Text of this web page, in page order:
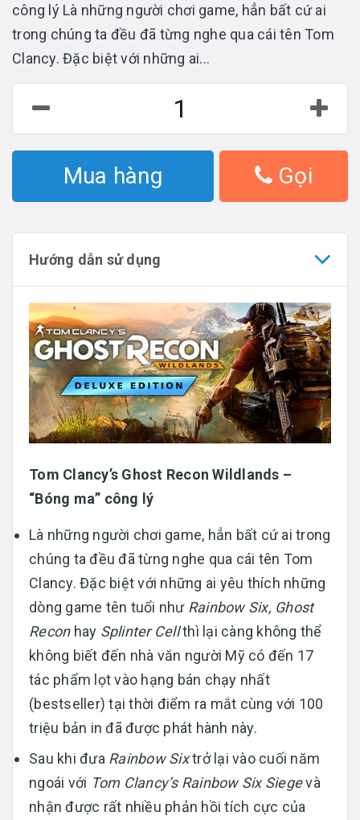
công lý Là những người chơi game, hẳn bất cứ ai
trong chúng ta đều đã từng nghe qua cái tên Tom
Clancy. Đặc biệt với những ai...
Mua hàng Gọi
Hướng dẫn sử dụng
Tom Clancy’s Ghost Recon Wildlands –
“Bóng ma” công lý
Là những người chơi game, hẳn bất cứ ai trong
chúng ta đều đã từng nghe qua cái tên Tom
Clancy. Đặc biệt với những ai yêu thích những
dòng game tên tuổi như Rainbow Six, Ghost
Reconhay Splinter Cellthì lại càng không thể
không biết đến nhà văn người Mỹ có đến 17
tác phẩm lọt vào hạng bán chạy nhất
(bestseller) tại thời điểm ra mắt cùng với 100
triệu bản in đã được phát hành này.
Sau khi đưa Rainbow Sixtrở lại vào cuối năm
ngoái với Tom Clancy’s Rainbow Six Siegevà
nhận được rất nhiều phản hồi tích cực của